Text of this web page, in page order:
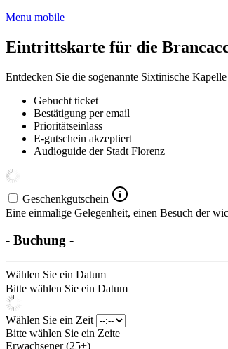
Menu mobile
Eintrittskarte für die
Entdecken Sie die sogenannte Sixtinische
Gebucht ticket
Bestätigung per email
Prioritätseinlass
E-gutschein akzeptiert
Audioguide der Stadt Florenz
Geschenkgutschein
Eine einmalige Gelegenheit, einen Besuch der
- Buchung -
Wählen Sie ein Datum
Bitte wählen Sie ein Datum
Wählen Sie ein Zeit
Bitte wählen Sie ein Zeite
Erwachsener (25+)